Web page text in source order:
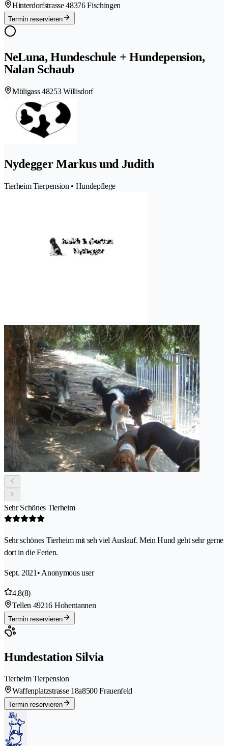
Hinterdorfstrasse 48376 Fischingen
Termin reservieren
NeLuna, Hundeschule + Hundepension,
Nalan Schaub
Müligass 48253 Willisdorf
Nydegger Markus und Judith
Tierheim Tierpension • Hundepflege
Sehr Schönes Tierheim
Sehr schönes Tierheim mit seh viel Auslauf. Mein Hund geht sehr gerne
dort in die Ferien.
Sept. 2021 • Anonymous user
4.8(8)
Tellen 49216 Hohentannen
Termin reservieren
Hundestation Silvia
Tierheim Tierpension
Waffenplatzstrasse 18a8500 Frauenfeld
Termin reservieren